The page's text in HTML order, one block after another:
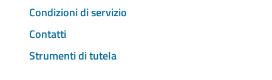
Condizioni di servizio
Contatti
Strumenti di tutela